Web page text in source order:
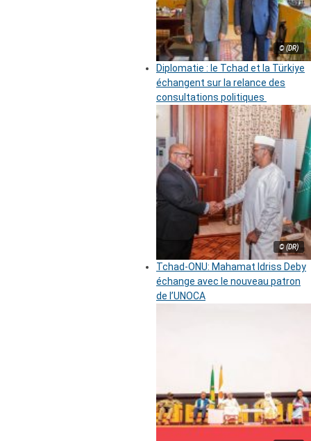
© (DR)
Diplomatie : le Tchad et la Türkiye
échangent sur la relance des
consultations politiques
© (DR)
Tchad-ONU: Mahamat Idriss Deby
échange avec le nouveau patron
de l’UNOCA